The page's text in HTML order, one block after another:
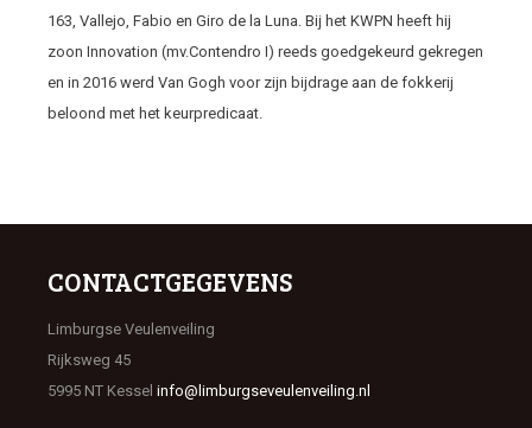
163, Vallejo, Fabio en Giro de la Luna. Bij het KWPN heeft hij
zoon Innovation (mv.Contendro I) reeds goedgekeurd gekregen
en in 2016 werd Van Gogh voor zijn bijdrage aan de fokkerij
beloond met het keurpredicaat.
CONTACTGEGEVENS
Limburgse Veulenveiling
Rijksweg 45
5995 NT Kessel info@limburgseveulenveiling.nl